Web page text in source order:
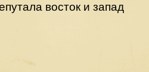
восток и запад